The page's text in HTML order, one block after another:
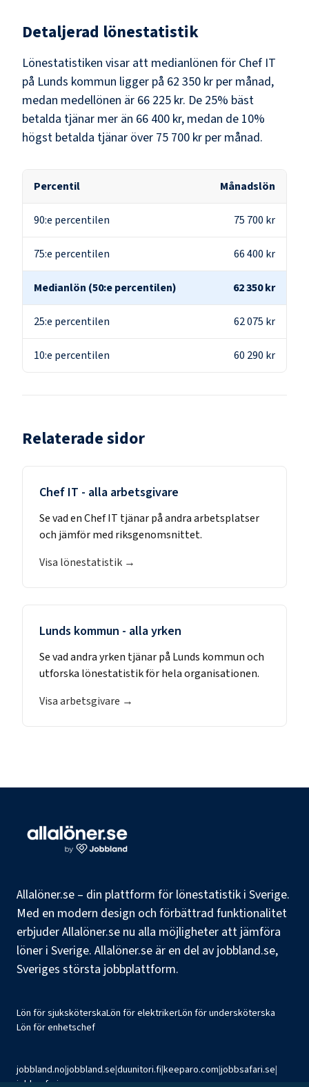
Detaljerad lönestatistik
Lönestatistiken visar att medianlönen för Chef IT
på Lunds kommun ligger på 62 350 kr per månad,
medan medellönen är 66 225 kr. De 25% bäst
betalda tjänar mer än 66 400 kr, medan de 10%
högst betalda tjänar över 75 700 kr per månad.
Percentil Månadslön
90:e percentilen 75 700 kr
75:e percentilen 66 400 kr
Medianlön (50:e percentilen) 62 350 kr
25:e percentilen 62 075 kr
10:e percentilen 60 290 kr
Relaterade sidor
Chef IT - alla arbetsgivare
Se vad enChef IT tjänar på andra arbetsplatser
och jämför med riksgenomsnittet.
Visa lönestatistik →
Lunds kommun - alla yrken
Se vad andra yrken tjänar på Lunds kommunoch
utforska lönestatistik för hela organisationen.
Visa arbetsgivare →
Allalöner.se – din plattform för lönestatistik i Sverige.
Med en modern design och förbättrad funktionalitet
erbjuder Allalöner.se nu alla möjligheter att jämföra
löner i Sverige. Allalöner.se är en del av jobbland.se,
Sveriges största jobbplattform.
Lön för sjuksköterskaLön för elektrikerLön för undersköterska
Lön för enhetschef
jobbland.no|jobbland.se|duunitori.fi|keeparo.com|jobbsafari.se|
jobbsafari.no